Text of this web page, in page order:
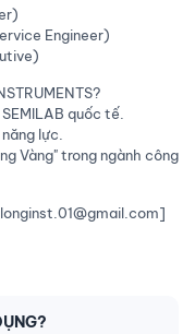
Engineer)
quốc tế.
lực.
Vàng" trong ngành công